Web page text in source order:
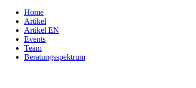
Home
Artikel
Artikel EN
Events
Team
Beratungsspektrum